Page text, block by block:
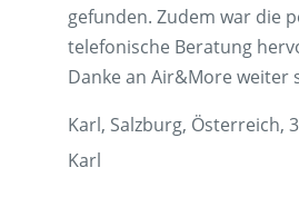
gefunden. Zudem war die
telefonische Beratung
Danke an Air&More weiter
Karl, Salzburg, Österreich,
Karl